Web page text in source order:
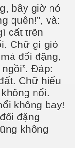
bây giờ nó
quên!”, và:
cất trên
Chữ gì gió
đối đặng,
Đáp:
Chữ hiếu
nổi.
không bay!
đặng
không